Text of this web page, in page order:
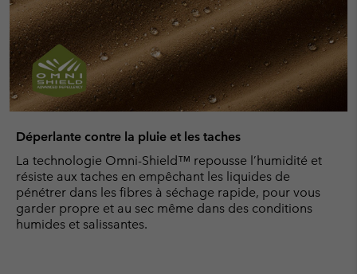
Déperlante contre la pluie et les taches
La technologie Omni-Shield™ repousse l’humidité et
résiste aux taches en empêchant les liquides de
pénétrer dans les fibres à séchage rapide, pour vous
garder propre et au sec même dans des conditions
humides et salissantes.